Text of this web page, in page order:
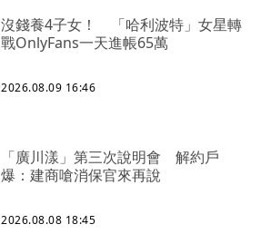
沒錢養4子女！ 「哈利波特」女星轉
戰OnlyFans一天進帳65萬
2026.08.09 16:46
「廣川漾」第三次說明會 解約戶
爆：建商嗆消保官來再說
2026.08.08 18:45